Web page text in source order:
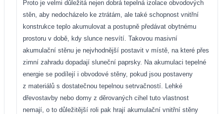
Proto je velmi důležitá nejen dobrá tepelná izolace obvodových
stěn, aby nedocházelo ke ztrátám, ale také schopnost vnitřní
konstrukce teplo akumulovat a postupně předávat obytnému
prostoru v době, kdy slunce nesvítí. Takovou masivní
akumulační stěnu je nejvhodnější postavit v místě, na které přes
zimní zahradu dopadají sluneční paprsky. Na akumulaci tepelné
energie se podílejí i obvodové stěny, pokud jsou postaveny
z materiálů s dostatečnou tepelnou setrvačností. Lehké
dřevostavby nebo domy z děrovaných cihel tuto vlastnost
nemají, o to důležitější roli pak hrají akumulační vnitřní stěny